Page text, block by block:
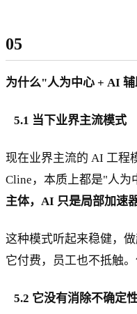
05
为什么"人为中心 + AI
5.1 当下业界主流模式
现在业界主流的 AI 工程
Cline，本质上都是"人
主体，AI 只是局部加速器
这种模式听起来稳健，
它付费，员工也不抵触
5.2 它没有消除不确定